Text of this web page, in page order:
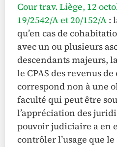
Cour trav. Liège, 12
19/2542/A et 20/152/A :
qu’en cas de
avec un ou plusieurs
descendants majeurs,
le CPAS des revenus
correspond non à une
faculté qui peut être
l’appréciation des
pouvoir judiciaire a en
contrôler l’usage que le